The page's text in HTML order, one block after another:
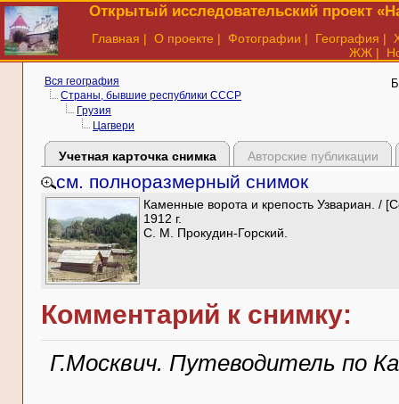
Открытый исследовательский проект
Главная | О проекте | Фотографии | География |
ЖЖ |
Вся география
Страны, бывшие республики СССР
Грузия
Цагвери
Учетная карточка снимка Авторские публикации
см. полноразмерный снимок
Каменные ворота и крепость Узвариан. /
1912 г.
С. М. Прокудин-Горский.
Комментарий к снимку:
Г.Москвич. Путеводитель по